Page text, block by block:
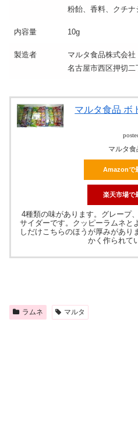
粉飴、香料、クチ
内容量 10g
製造者
マルタ食品株式会社
名古屋市西区押切二
マルタ食品 ボ
マルタ食
Amazonで
楽天市場で
4種類の味があります。グレープ
サイダーです。クッピーラムネと
しだけこちらのほうが厚みがあり
かく作られて
ラムネ マルタ